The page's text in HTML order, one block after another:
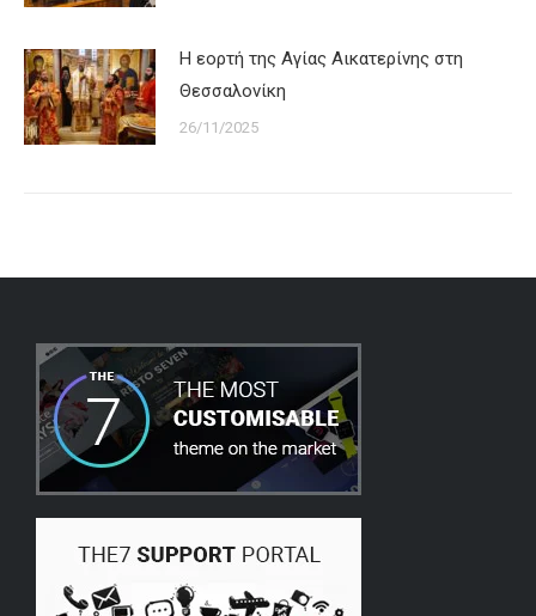
Η εορτή της Αγίας Αικατερίνης στη
Θεσσαλονίκη
26/11/2025